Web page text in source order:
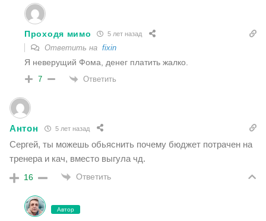
Проходя мимо 5 лет назад
Ответить на fixin
Я неверущий Фома, денег платить жалко.
7 Ответить
Антон 5 лет назад
Сергей, ты можешь обьяснить почему бюджет потрачен на
тренера и кач, вместо выгула чд.
16 Ответить
Автор